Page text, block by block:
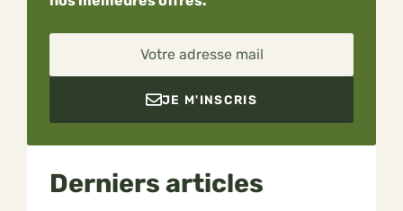
Votre adresse mail
JE M'INSCRIS
Derniers articles